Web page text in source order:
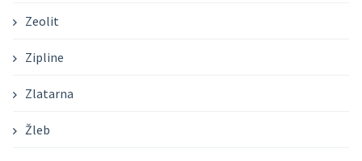
Zeolit
Zipline
Zlatarna
Žleb